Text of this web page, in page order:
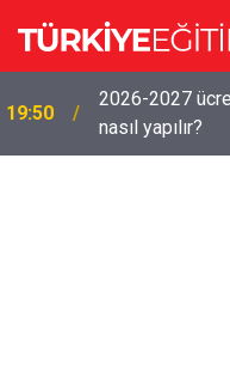
19:46
Ücretli
Meclis'te